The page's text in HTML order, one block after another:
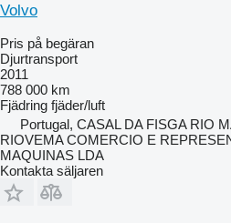
Volvo
Pris på begäran
Djurtransport
2011
788 000 km
Fjädring fjäder/luft
Portugal, CASAL DA FISGA RIO
RIOVEMA COMERCIO E
MAQUINAS LDA
Kontakta säljaren